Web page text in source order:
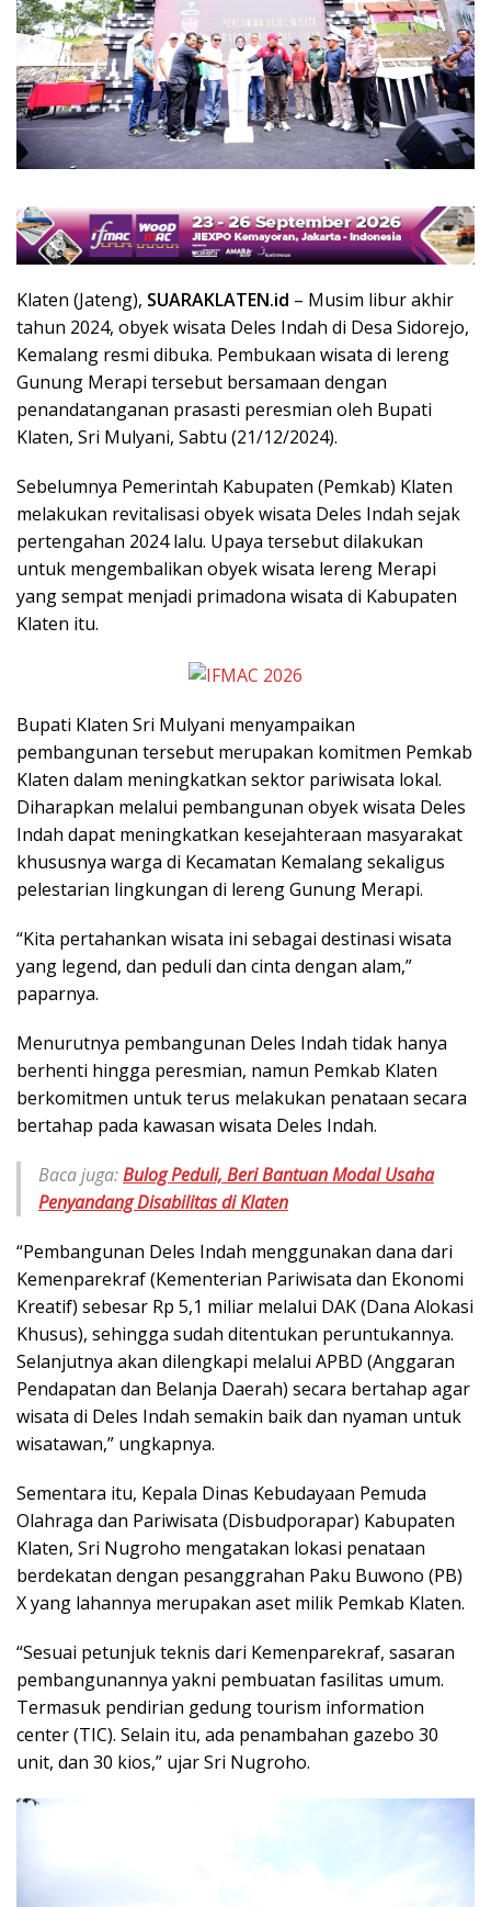
Klaten (Jateng), SUARAKLATEN.id – Musim libur akhir
tahun 2024, obyek wisata Deles Indah di Desa Sidorejo,
Kemalang resmi dibuka. Pembukaan wisata di lereng
Gunung Merapi tersebut bersamaan dengan
penandatanganan prasasti peresmian oleh Bupati
Klaten, Sri Mulyani, Sabtu (21/12/2024).
Sebelumnya Pemerintah Kabupaten (Pemkab) Klaten
melakukan revitalisasi obyek wisata Deles Indah sejak
pertengahan 2024 lalu. Upaya tersebut dilakukan
untuk mengembalikan obyek wisata lereng Merapi
yang sempat menjadi primadona wisata di Kabupaten
Klaten itu.
Bupati Klaten Sri Mulyani menyampaikan
pembangunan tersebut merupakan komitmen Pemkab
Klaten dalam meningkatkan sektor pariwisata lokal.
Diharapkan melalui pembangunan obyek wisata Deles
Indah dapat meningkatkan kesejahteraan masyarakat
khususnya warga di Kecamatan Kemalang sekaligus
pelestarian lingkungan di lereng Gunung Merapi.
“Kita pertahankan wisata ini sebagai destinasi wisata
yang legend, dan peduli dan cinta dengan alam,”
paparnya.
Menurutnya pembangunan Deles Indah tidak hanya
berhenti hingga peresmian, namun Pemkab Klaten
berkomitmen untuk terus melakukan penataan secara
bertahap pada kawasan wisata Deles Indah.
Baca juga:Bulog Peduli, Beri Bantuan Modal Usaha
Penyandang Disabilitas di Klaten
“Pembangunan Deles Indah menggunakan dana dari
Kemenparekraf (Kementerian Pariwisata dan Ekonomi
Kreatif) sebesar Rp 5,1 miliar melalui DAK (Dana Alokasi
Khusus), sehingga sudah ditentukan peruntukannya.
Selanjutnya akan dilengkapi melalui APBD (Anggaran
Pendapatan dan Belanja Daerah) secara bertahap agar
wisata di Deles Indah semakin baik dan nyaman untuk
wisatawan,” ungkapnya.
Sementara itu, Kepala Dinas Kebudayaan Pemuda
Olahraga dan Pariwisata (Disbudporapar) Kabupaten
Klaten, Sri Nugroho mengatakan lokasi penataan
berdekatan dengan pesanggrahan Paku Buwono (PB)
X yang lahannya merupakan aset milik Pemkab Klaten.
“Sesuai petunjuk teknis dari Kemenparekraf, sasaran
pembangunannya yakni pembuatan fasilitas umum.
Termasuk pendirian gedung tourism information
center (TIC). Selain itu, ada penambahan gazebo 30
unit, dan 30 kios,” ujar Sri Nugroho.